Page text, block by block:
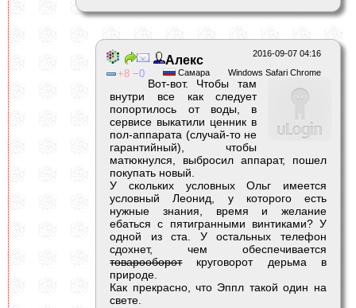
2016-09-07 04:16
Windows Safari Chrome
Самара
8 0
Алекс
Вот-вот. Чтобы там
внутри все как следует
попортилось от воды, в
сервисе выкатили ценник в
пол-аппарата (случай-то не
гарантийный), чтобы
матюкнулся, выбросил аппарат, пошел
покупать новый.
У скольких условных Ольг имеется
условный Леонид, у которого есть
нужные знания, время и желание
ебаться с пятигранными винтиками? У
одной из ста. У остальных телефон
сдохнет, чем обеспечивается
товарообороткруговорот дерьма в
природе.
Как прекрасно, что Эппл такой один на
свете.